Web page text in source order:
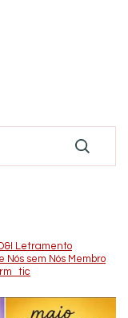
Letramento
Nós sem Nós Membro